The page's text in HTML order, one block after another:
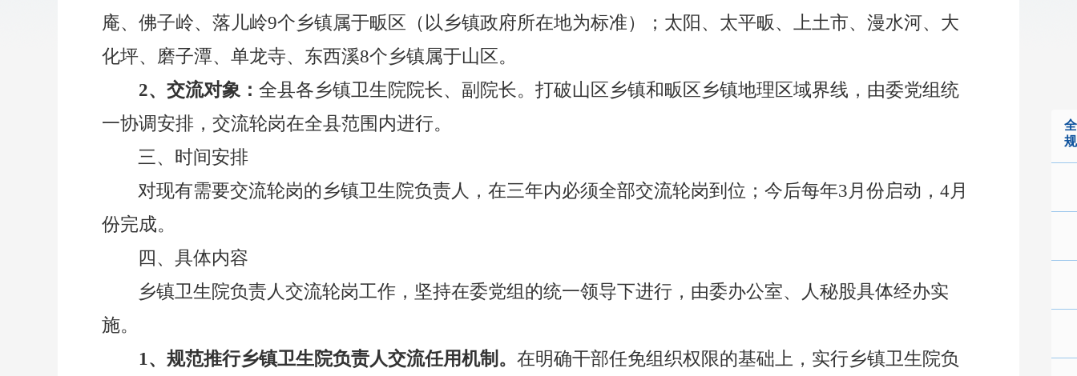
庵、佛子岭、落儿岭9个乡镇属于畈区（以乡镇政府所在地为标准）；太阳、太平畈、上土市、漫水河、大
化坪、磨子潭、单龙寺、东西溪8个乡镇属于山区。
2、交流对象 ： 全县各乡镇卫生院院长、副院长。打破山区乡镇和畈区乡镇地理区域界线，由委党组统
一协调安排，交流轮岗在全县范围内进行。
三、时间安排
对现有需要交流轮岗的 乡镇卫生院负责人 ，在三年内必须全部交流轮岗到位；今后每年3月份启动，4月
份完成。
四、具体内容
乡镇卫生院负责人交流轮岗工作，坚持在委党组的统一领导下进行，由委办公室、人秘股具体经办实
施。
1、规范推行乡镇卫生院负责人交流任用机制 。 在明确干部任免组织权限的基础上，实行乡镇卫生院负